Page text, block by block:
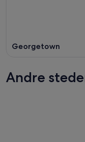
Georgetown
Andre